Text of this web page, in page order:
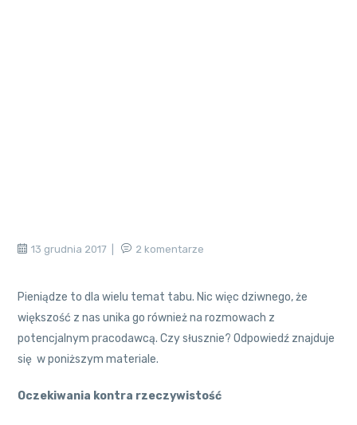
13 grudnia 2017 2 komentarze
Pieniądze to dla wielu temat tabu. Nic więc dziwnego, że
większość z nas unika go również na rozmowach z
potencjalnym pracodawcą. Czy słusznie? Odpowiedź znajduje
się w poniższym materiale.
Oczekiwania kontra rzeczywistość